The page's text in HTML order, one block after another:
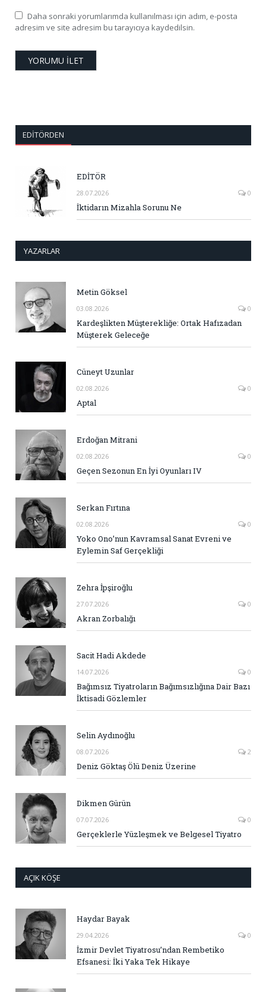
Daha sonraki yorumlarımda kullanılması için adım, e-posta
adresim ve site adresim bu tarayıcıya kaydedilsin.
EDITÖRDEN
EDİTÖR
28.07.2026 0
İktidarın Mizahla Sorunu Ne
YAZARLAR
Metin Göksel
03.08.2026 0
Kardeşlikten Müşterekliğe: Ortak Hafızadan
Müşterek Geleceğe
Cüneyt Uzunlar
02.08.2026 0
Aptal
Erdoğan Mitrani
02.08.2026 0
Geçen Sezonun En İyi Oyunları IV
Serkan Fırtına
02.08.2026 0
Yoko Ono’nun Kavramsal Sanat Evreni ve
Eylemin Saf Gerçekliği
Zehra İpşiroğlu
27.07.2026 0
Akran Zorbalığı
Sacit Hadi Akdede
14.07.2026 0
Bağımsız Tiyatroların Bağımsızlığına Dair Bazı
İktisadi Gözlemler
Selin Aydınoğlu
08.07.2026 2
Deniz Göktaş Ölü Deniz Üzerine
Dikmen Gürün
07.07.2026 0
Gerçeklerle Yüzleşmek ve Belgesel Tiyatro
AÇIK KÖŞE
Haydar Bayak
29.04.2026 0
İzmir Devlet Tiyatrosu’ndan Rembetiko
Efsanesi: İki Yaka Tek Hikaye